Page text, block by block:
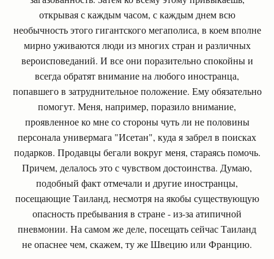
открывая с каждым часом, с каждым днем всю
необычность этого гигантского мегаполиса, в коем вполне
мирно уживаются люди из многих стран и различных
вероисповеданий. И все они поразительно спокойны и
всегда обратят внимание на любого иностранца,
попавшего в затруднительное положение. Ему обязательно
помогут. Меня, например, поразило внимание,
проявленное ко мне со стороны чуть ли не половины
персонала универмага "Исетан", куда я забрел в поисках
подарков. Продавцы бегали вокруг меня, стараясь помочь.
Причем, делалось это с чувством достоинства. Думаю,
подобный факт отмечали и другие иностранцы,
посещающие Таиланд, несмотря на якобы существующую
опасность пребывания в стране - из-за атипичной
пневмонии. На самом же деле, посещать сейчас Таиланд
не опаснее чем, скажем, ту же Швецию или Францию.